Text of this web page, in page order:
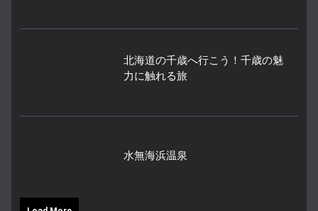
北海道の千歳へ行こう！千歳の魅
力に触れる旅
水無海浜温泉